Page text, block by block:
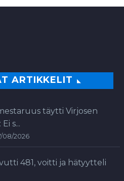
ARTIKKELIT
täytti Virjosen
s...
08/2026
481, voitti ja hätyytteli